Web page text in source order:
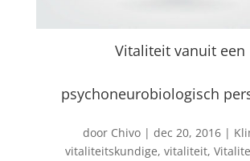
Vitaliteit vanuit een
psychoneurobiologisch
door Chivo |dec 20, 2016 |
vitaliteitskundige, vitaliteit,